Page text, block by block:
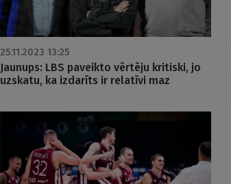
25.11.2023 13:25
Jaunups: LBS paveikto vērtēju kritiski, jo
uzskatu, ka izdarīts ir relatīvi maz